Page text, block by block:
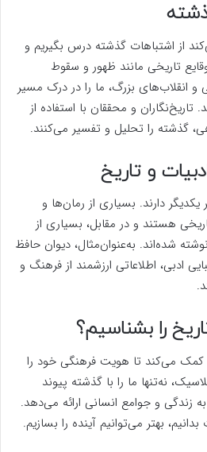
از اشتباهات گذشته درس بگیریم و
تاریخی مانند ظهور و سقوط
و انقلاب‌های بزرگ، ما را در درک مسیر
و محققان با استفاده از
گذشته را تحلیل و تفسیر می‌کنند.
و تاریخ
یکدیگر دارند. بسیاری از رمان‌ها و
هستند و در مقابل، بسیاری از
شده‌اند. به‌عنوان‌مثال، دیوان حافظ
ادبی، اطلاعاتی ارزشمند از فرهنگ و
را بشناسیم؟
کمک می‌کند تا هویت فرهنگی خود را
نه‌تنها ما را با گذشته پیوند
زندگی و جوامع انسانی ارائه می‌دهد.
بهتر می‌توانیم آینده را بسازیم.